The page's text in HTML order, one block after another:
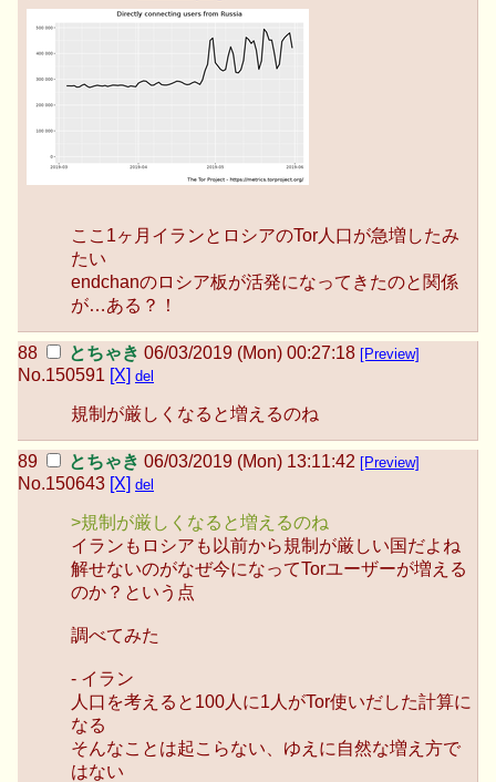
ここ1ヶ月イランとロシアのTor人口が急増したみ
たい
endchanのロシア板が活発になってきたのと関係
が…ある？！
とちゃき 06/03/2019 (Mon) 00:27:18 [Preview]
No.150591 [X] del
規制が厳しくなると増えるのね
とちゃき 06/03/2019 (Mon) 13:11:42 [Preview]
No.150643 [X] del
>規制が厳しくなると増えるのね
イランもロシアも以前から規制が厳しい国だよね
解せないのがなぜ今になってTorユーザーが増える
のか？という点
調べてみた
- イラン
人口を考えると100人に1人がTor使いだした計算に
なる
そんなことは起こらない、ゆえに自然な増え方で
はない